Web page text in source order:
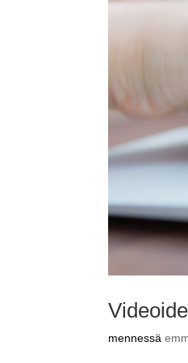
mennessä